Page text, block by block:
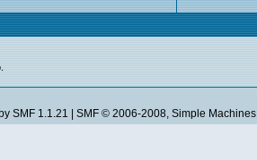
SMF 1.1.21 SMF © 2006-2008, Simple Machines